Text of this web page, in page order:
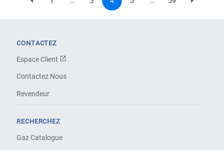
Pagination
PreviousFirst
Page
Current
page
Page
Last
Next
CONTACTEZ
Espace Client
Contactez Nous
Revendeur
RECHERCHEZ
Gaz Catalogue